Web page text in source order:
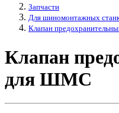
Запчасти
Для шиномонтажных
Клапан
Клапан
для ШМС